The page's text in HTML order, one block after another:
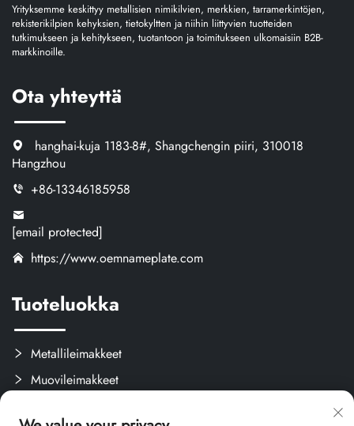
Yrityksemme keskittyy metallisien nimikilvien, merkkien, tarramerkintöjen,
rekisterikilpien kehyksien, tietokyltten ja niihin liittyvien tuotteiden
tutkimukseen ja kehitykseen, tuotantoon ja toimitukseen ulkomaisiin B2B-
markkinoille.
Ota yhteyttä
hanghai-kuja 1183-8#, Shangchengin piiri, 310018
Hangzhou
+86-13346185958
[email protected]
https://www.oemnameplate.com
Tuoteluokka
Metallileimakkeet
Muovileimakkeet